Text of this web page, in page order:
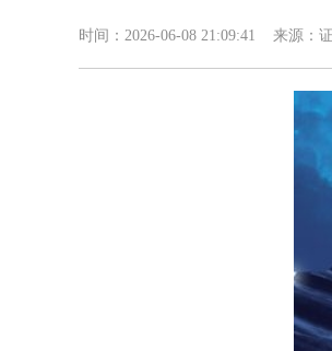
时间：2026-06-08 21:09:41 来源：